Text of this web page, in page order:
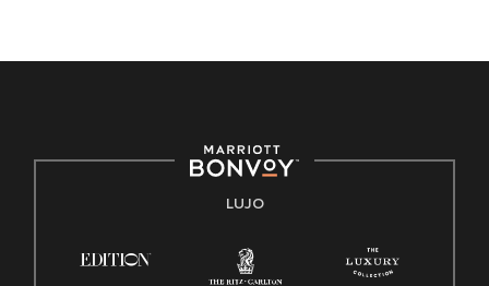
Derecho a trabajar inglés/español
Conozca sus derechos
Ley de licencia familiar y médica (FMLA)
LUJO